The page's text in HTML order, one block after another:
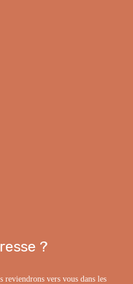
?
vers vous dans les